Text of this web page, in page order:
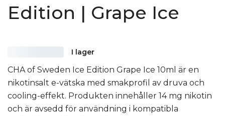
Edition | Grape Ice
I lager
CHA of Sweden Ice Edition Grape Ice 10ml är en
nikotinsalt e-vätska med smakprofil av druva och
cooling-effekt. Produkten innehåller 14 mg nikotin
och är avsedd för användning i kompatibla